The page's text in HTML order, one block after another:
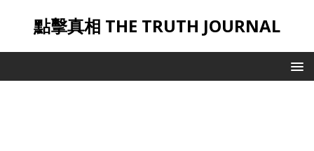
點擊真相 THE TRUTH JOURNAL